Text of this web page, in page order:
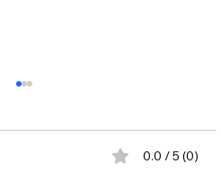
0.0 / 5 (0)